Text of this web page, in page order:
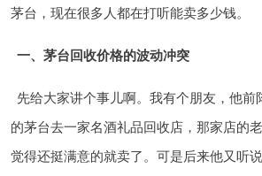
茅台，现在很多人都在打听能卖多少钱。
一、茅台回收价格的波动冲突
先给大家讲个事儿啊。我有个朋友，他前
的茅台去一家名酒礼品回收店，那家店的
觉得还挺满意的就卖了。可是后来他又听